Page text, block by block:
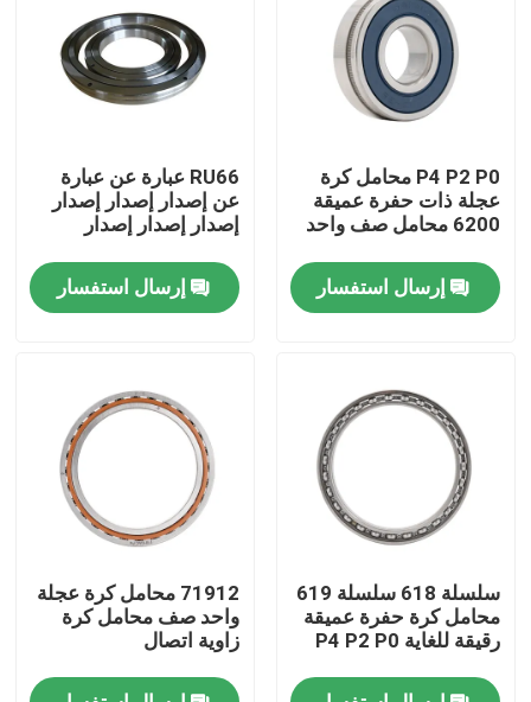
المنزل
المنتجات
فيديوهات
معلومات عنا
جولة في المعمل
رقابة جودة
اتصل بنا
اطلب اقتباس
المواد الكاشطة الصناعية
المواد الكاشطة المغلفة
P4 P2 P0 محامل كرة
عجلة ذات حفرة عميقة
6200 محامل صف واحد
إرسال استفسار
RU66 عبارة عن عبارة
عن إصدار إصدار إصدار
إصدار إصدار إصدار
إرسال استفسار
سلسلة 618 سلسلة 619
محامل كرة حفرة عميقة
رقيقة للغاية P4 P2 P0
71912 محامل كرة عجلة
واحد صف محامل كرة
زاوية اتصال